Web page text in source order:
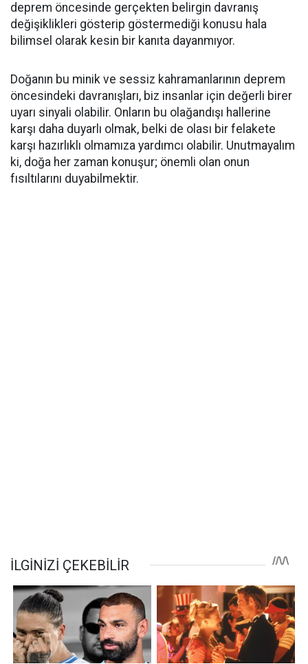
deprem öncesinde gerçekten belirgin davranış
değişiklikleri gösterip göstermediği konusu hala
bilimsel olarak kesin bir kanıta dayanmıyor.
Doğanın bu minik ve sessiz kahramanlarının deprem
öncesindeki davranışları, biz insanlar için değerli birer
uyarı sinyali olabilir. Onların bu olağandışı hallerine
karşı daha duyarlı olmak, belki de olası bir felakete
karşı hazırlıklı olmamıza yardımcı olabilir. Unutmayalım
ki, doğa her zaman konuşur; önemli olan onun
fısıltılarını duyabilmektir.